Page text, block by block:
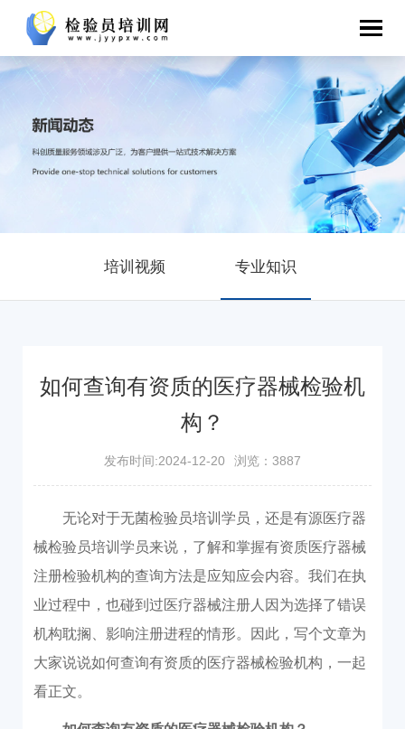
培训视频 专业知识
如何查询有资质的医疗器械检验机
构？
发布时间:2024-12-20 浏览：3887
无论对于无菌检验员培训学员，还是有源医疗器
械检验员培训学员来说，了解和掌握有资质医疗器械
注册检验机构的查询方法是应知应会内容。我们在执
业过程中，也碰到过医疗器械注册人因为选择了错误
机构耽搁、影响注册进程的情形。因此，写个文章为
大家说说如何查询有资质的医疗器械检验机构，一起
看正文。